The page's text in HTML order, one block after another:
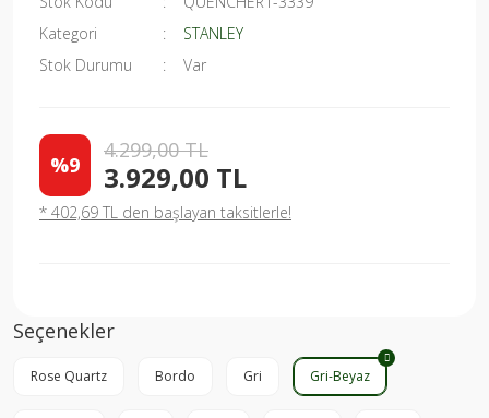
Kategori
STANLEY
Stok Durumu
Var
%9
4.299,00 TL
3.929,00 TL
* 402,69 TL den başlayan taksitlerle!
Seçenekler
Rose Quartz Bordo Gri Gri-Beyaz